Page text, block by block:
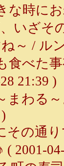
時にお
いざそ
～ / ル
べた事
21:39 )
わる
の通り
2001-